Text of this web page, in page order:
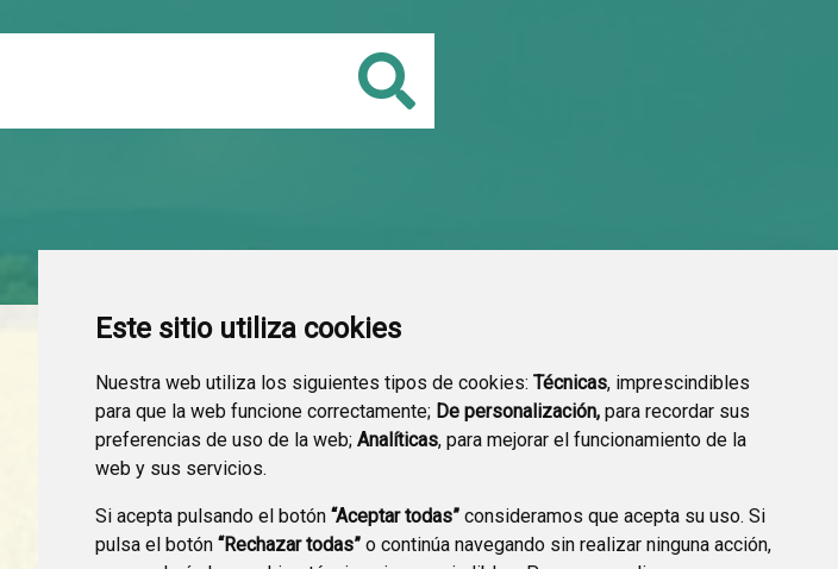
Este sitio utiliza cookies
Nuestra web utiliza los siguientes tipos de cookies: Técnicas, imprescindibles
para que la web funcione correctamente; De personalización, para recordar sus
preferencias de uso de la web; Analíticas, para mejorar el funcionamiento de la
web y sus servicios.
Si acepta pulsando el botón “Aceptar todas” consideramos que acepta su uso. Si
pulsa el botón “Rechazar todas” o continúa navegando sin realizar ninguna acción,
Buscar
SEDE ELECTRÓNICA